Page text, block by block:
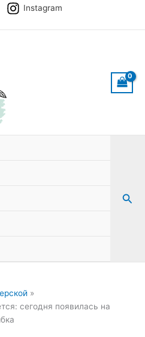
Instagram
сегодня появилась на